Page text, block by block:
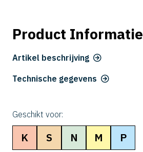
Product Informatie
Artikel beschrijving
Technische gegevens
Geschikt voor:
K S N M P